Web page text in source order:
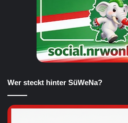
Wer steckt hinter SüWeNa?